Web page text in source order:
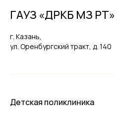
ГАУЗ «ДРКБ МЗ РТ»
г. Казань,
ул. Оренбургский тракт, д. 140
Детская поликлиника